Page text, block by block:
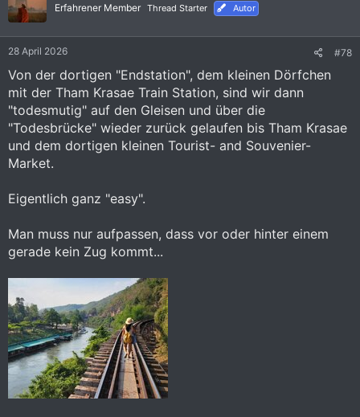
o
n
Erfahrener Member Thread Starter Autor
28 April 2026 #78
Von der dortigen "Endstation", dem kleinen Dörfchen
mit der Tham Krasae Train Station, sind wir dann
"todesmutig" auf den Gleisen und über die
"Todesbrücke" wieder zurück gelaufen bis Tham Krasae
und dem dortigen kleinen Tourist- and Souvenier-
Market.
Eigentlich ganz "easy".
Man muss nur aufpassen, dass vor oder hinter einem
gerade kein Zug kommt...